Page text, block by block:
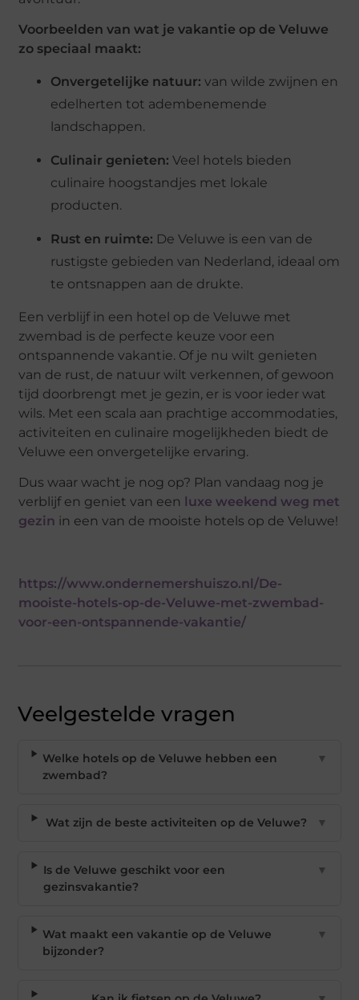
Voorbeelden van wat je vakantie op de Veluwe
zo speciaal maakt:
Onvergetelijke natuur: van wilde zwijnen en
edelherten tot adembenemende
landschappen.
Culinair genieten: Veel hotels bieden
culinaire hoogstandjes met lokale
producten.
Rust en ruimte: De Veluwe is een van de
rustigste gebieden van Nederland, ideaal om
te ontsnappen aan de drukte.
Een verblijf in een hotel op de Veluwe met
zwembad is de perfecte keuze voor een
ontspannende vakantie. Of je nu wilt genieten
van de rust, de natuur wilt verkennen, of gewoon
tijd doorbrengt met je gezin, er is voor ieder wat
wils. Met een scala aan prachtige accommodaties,
activiteiten en culinaire mogelijkheden biedt de
Veluwe een onvergetelijke ervaring.
Dus waar wacht je nog op? Plan vandaag nog je
verblijf en geniet van een
luxe weekend weg met
gezin in een van de mooiste hotels op de Veluwe!
https://www.ondernemershuiszo.nl/De-
mooiste-hotels-op-de-Veluwe-met-zwembad-
voor-een-ontspannende-vakantie/
Veelgestelde vragen
Welke hotels op de Veluwe hebben een
zwembad?
▼
Wat zijn de beste activiteiten op de Veluwe? ▼
Is de Veluwe geschikt voor een
gezinsvakantie?
▼
Wat maakt een vakantie op de Veluwe
bijzonder?
▼